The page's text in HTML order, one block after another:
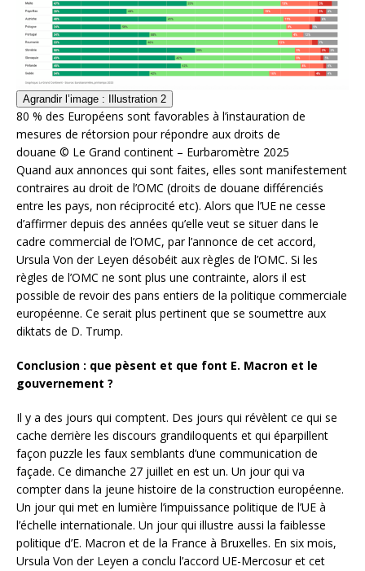
Agrandir l’image : Illustration 2
80 % des Européens sont favorables à l’instauration de
mesures de rétorsion pour répondre aux droits de
douane © Le Grand continent – Eurbaromètre 2025
Quand aux annonces qui sont faites, elles sont manifestement
contraires au droit de l’OMC (droits de douane différenciés
entre les pays, non réciprocité etc). Alors que l’UE ne cesse
d’affirmer depuis des années qu’elle veut se situer dans le
cadre commercial de l’OMC, par l’annonce de cet accord,
Ursula Von der Leyen désobéit aux règles de l’OMC. Si les
règles de l’OMC ne sont plus une contrainte, alors il est
possible de revoir des pans entiers de la politique commerciale
européenne. Ce serait plus pertinent que se soumettre aux
diktats de D. Trump.
Conclusion : que pèsent et que font E. Macron et le
gouvernement ?
Il y a des jours qui comptent. Des jours qui révèlent ce qui se
cache derrière les discours grandiloquents et qui éparpillent
façon puzzle les faux semblants d’une communication de
façade. Ce dimanche 27 juillet en est un. Un jour qui va
compter dans la jeune histoire de la construction européenne.
Un jour qui met en lumière l’impuissance politique de l’UE à
l’échelle internationale. Un jour qui illustre aussi la faiblesse
politique d’E. Macron et de la France à Bruxelles. En six mois,
Ursula Von der Leyen a conclu l’accord UE-Mercosur et cet